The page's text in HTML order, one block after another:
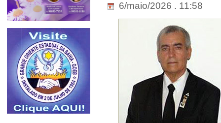
6/maio/2026 . 11:58